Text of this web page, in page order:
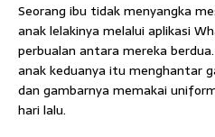
Seorang ibu tidak menyangka
anak lelakinya melalui aplikasi
perbualan antara mereka
anak keduanya itu menghantar
dan gambarnya memakai
hari lalu.